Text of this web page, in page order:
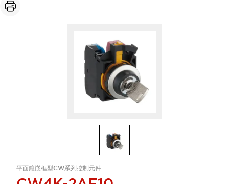
平面鑲嵌框型CW系列控制元件